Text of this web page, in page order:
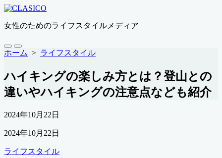
コ
テ
ツ
キ
ッ
女性のためのライフスタイルメディア
検
索
り
替
え
メ
ニ
ー
ホーム > ライフスタイル
ハイキングの楽しみ方とは？登山との
違いやハイキングの注意点なども紹介
公
日
2024年10月22日
最
更
2024年10月22日
カ
ライフスタイル